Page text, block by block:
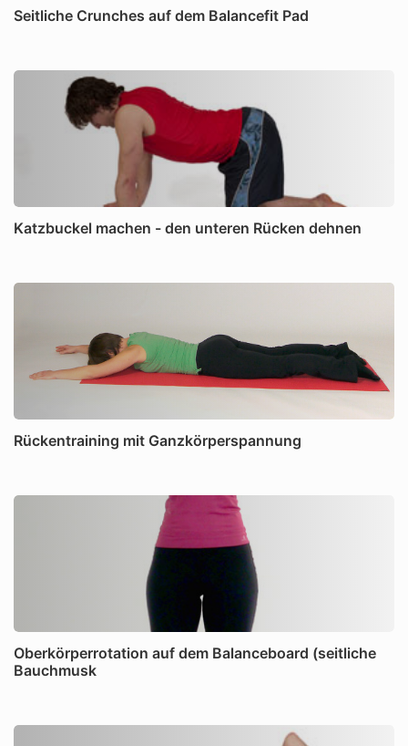
Seitliche Crunches auf dem Balancefit Pad
Katzbuckel machen - den unteren Rücken dehnen
Rückentraining mit Ganzkörperspannung
Oberkörperrotation auf dem Balanceboard (seitliche
Bauchmusk